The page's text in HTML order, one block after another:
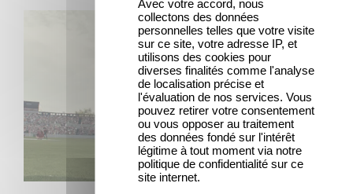
PELÍCULAS
Mexico 86: descubre el tráiler de la nueva producción de
Avec votre accord, nous
collectons des données
personnelles telles que votre visite
sur ce site, votre adresse IP, et
utilisons des cookies pour
diverses finalités comme l'analyse
de localisation précise et
l'évaluation de nos services. Vous
pouvez retirer votre consentement
ou vous opposer au traitement
des données fondé sur l'intérêt
légitime à tout moment via notre
politique de confidentialité sur ce
site internet.